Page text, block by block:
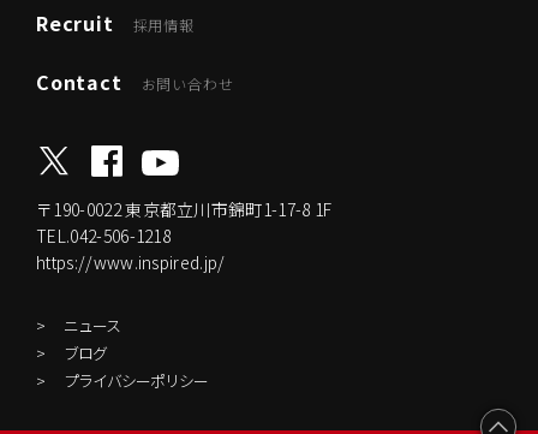
Recruit 採用情報
Contact お問い合わせ
〒190-0022東京都立川市錦町1-17-8 1F
TEL.042-506-1218
https://www.inspired.jp/
ニュース
ブログ
プライバシーポリシー